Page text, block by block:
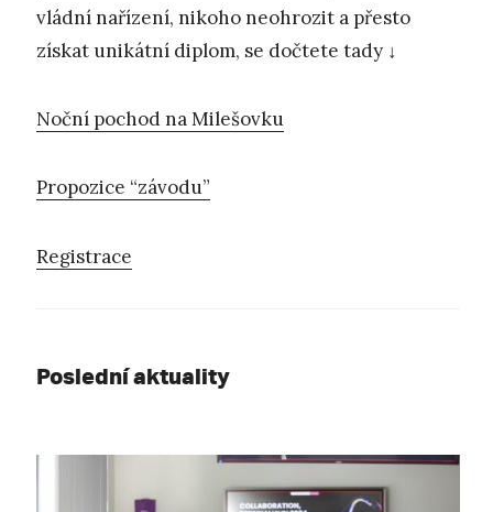
vládní nařízení, nikoho neohrozit a přesto
získat unikátní diplom, se dočtete tady ↓
Noční pochod na Milešovku
Propozice “závodu”
Registrace
Poslední aktuality